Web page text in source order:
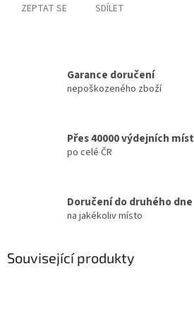
ZEPTAT SE SDÍLET
Garance doručení
nepoškozeného zboží
Přes 40000 výdejních míst
po celé ČR
Doručení do druhého dne
na jakékoliv místo
Související produkty